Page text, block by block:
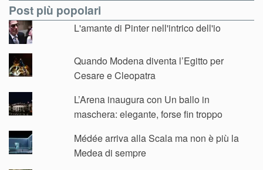
Post più popolari
L'amante di Pinter nell'intrico dell'io
Quando Modena diventa l’Egitto per
Cesare e Cleopatra
L’Arena inaugura con Un ballo in
maschera: elegante, forse fin troppo
Médée arriva alla Scala ma non è più la
Medea di sempre